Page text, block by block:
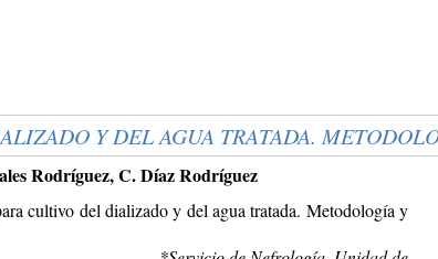
Y DEL AGUA TRATADA.
Rodríguez, C. Díaz Rodríguez
cultivo del dializado y del agua tratada. Metodología y